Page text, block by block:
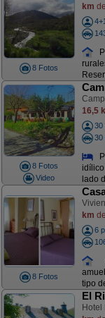
8 Fotos
km
8 Fotos
Video
16,5
30
30
lado
8 Fotos
km
6
tipo
El
Hotel